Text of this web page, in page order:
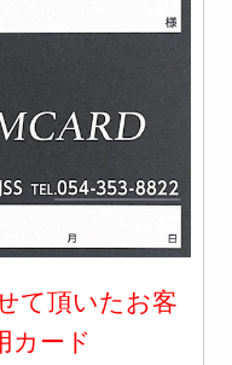
て頂いたお客
カード